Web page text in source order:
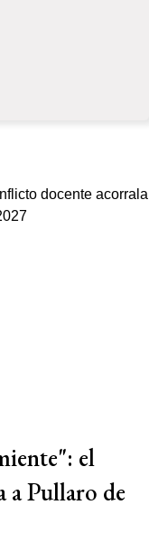
el
a Pullaro de